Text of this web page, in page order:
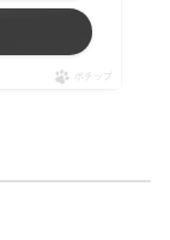
ポチップ